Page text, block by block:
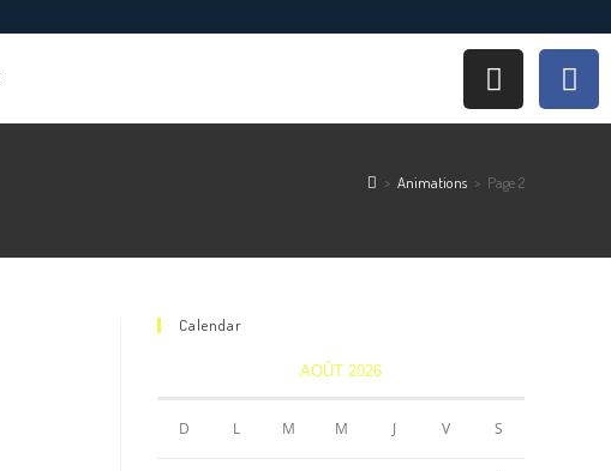
> Animations > Page 2
Calendar
AOÛT 2026
D L M M J V S